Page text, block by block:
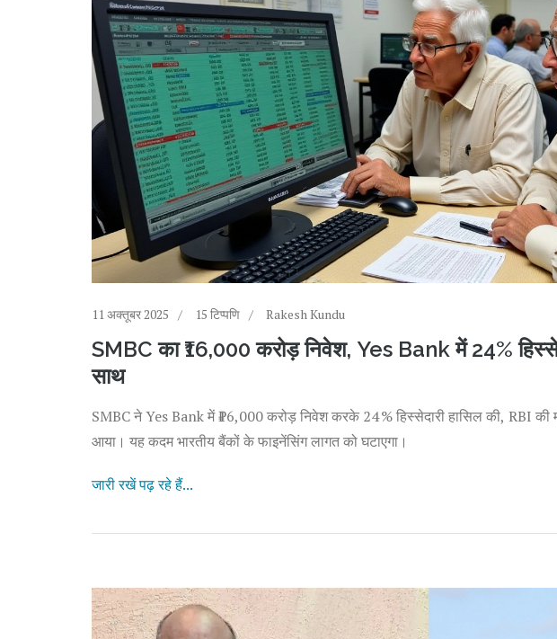
11 अक्तूबर 2025 15 टिप्पणि Rakesh Kundu
SMBC का ₹16,000 करोड़ निवेश, Yes Bank में 24%
साथ
SMBC ने Yes Bank में ₹16,000 करोड़ निवेश करके 24 % हिस्सेदारी हासिल की, RBI की
आया। यह कदम भारतीय बैंकों के फाइनेंसिंग लागत को घटाएगा।
जारी रखें पढ़ रहे हैं...